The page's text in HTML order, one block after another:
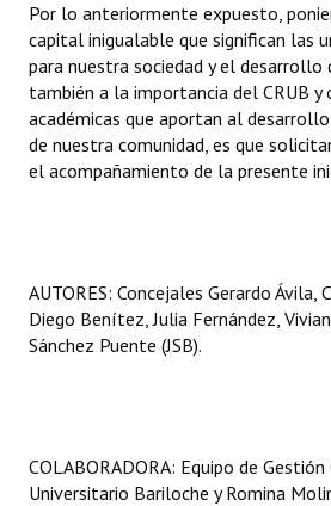
Por lo anteriormente expuesto,
capital inigualable que significan las
para nuestra sociedad y el
también a la importancia del CRUB y
académicas que aportan al
de nuestra comunidad, es que
el acompañamiento de la presente
AUTORES: Concejales Gerardo Ávila,
Diego Benítez, Julia Fernández,
Sánchez Puente (JSB).
COLABORADORA: Equipo de
Universitario Bariloche y Romina